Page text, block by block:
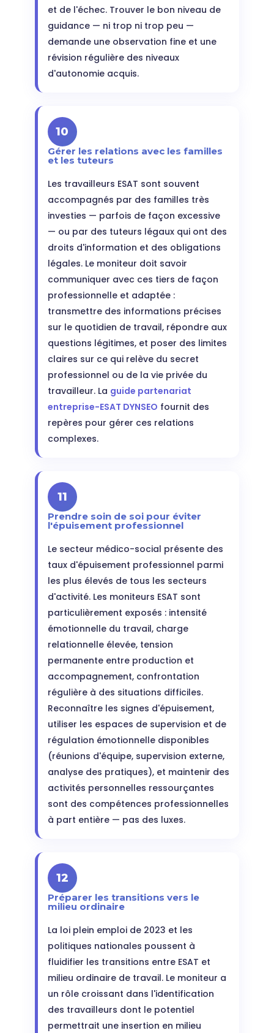
et de l'échec. Trouver le bon niveau de
guidance — ni trop ni trop peu —
demande une observation fine et une
révision régulière des niveaux
d'autonomie acquis.
10
Gérer les relations avec les familles
et les tuteurs
Les travailleurs ESAT sont souvent
accompagnés par des familles très
investies — parfois de façon excessive
— ou par des tuteurs légaux qui ont des
droits d'information et des obligations
légales. Le moniteur doit savoir
communiquer avec ces tiers de façon
professionnelle et adaptée :
transmettre des informations précises
sur le quotidien de travail, répondre aux
questions légitimes, et poser des limites
claires sur ce qui relève du secret
professionnel ou de la vie privée du
travailleur. La guide partenariat
entreprise-ESAT DYNSEO fournit des
repères pour gérer ces relations
complexes.
11
Prendre soin de soi pour éviter
l'épuisement professionnel
Le secteur médico-social présente des
taux d'épuisement professionnel parmi
les plus élevés de tous les secteurs
d'activité. Les moniteurs ESAT sont
particulièrement exposés : intensité
émotionnelle du travail, charge
relationnelle élevée, tension
permanente entre production et
accompagnement, confrontation
régulière à des situations difficiles.
Reconnaître les signes d'épuisement,
utiliser les espaces de supervision et de
régulation émotionnelle disponibles
(réunions d'équipe, supervision externe,
analyse des pratiques), et maintenir des
activités personnelles ressourçantes
sont des compétences professionnelles
à part entière — pas des luxes.
12
Préparer les transitions vers le
milieu ordinaire
La loi plein emploi de 2023 et les
politiques nationales poussent à
fluidifier les transitions entre ESAT et
milieu ordinaire de travail. Le moniteur a
un rôle croissant dans l'identification
des travailleurs dont le potentiel
permettrait une insertion en milieu